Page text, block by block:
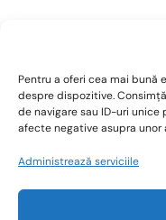
Pentru a oferi cea mai bună
despre dispozitive.
de navigare sau ID-uri
afecte negative asupra
Administrează serviciile